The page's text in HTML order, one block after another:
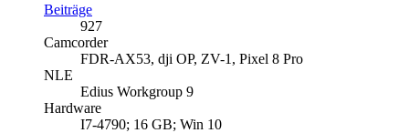
Beiträge
927
Camcorder
FDR-AX53, dji OP, ZV-1, Pixel 8 Pro
NLE
Edius Workgroup 9
Hardware
I7-4790; 16 GB; Win 10